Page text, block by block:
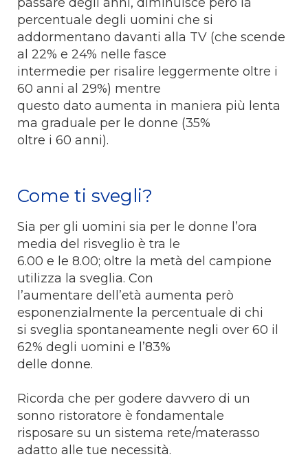
percentuale degli uomini che si
addormentano davanti alla TV (che scende
al 22% e 24% nelle fasce
intermedie per risalire leggermente oltre i
60 anni al 29%) mentre
questo dato aumenta in maniera più lenta
ma graduale per le donne (35%
oltre i 60 anni).
Come ti svegli?
Sia per gli uomini sia per le donne l’ora
media del risveglio è tra le
6.00 e le 8.00; oltre la metà del campione
utilizza la sveglia. Con
l’aumentare dell’età aumenta però
esponenzialmente la percentuale di chi
si sveglia spontaneamente negli over 60 il
62% degli uomini e l’83%
delle donne.
Ricorda che per godere davvero di un
sonno ristoratore è fondamentale
risposare su un sistema rete/materasso
adatto alle tue necessità.